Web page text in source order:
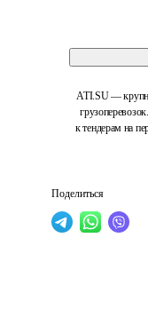
ATI.SU —
к тендерам на
Поделиться